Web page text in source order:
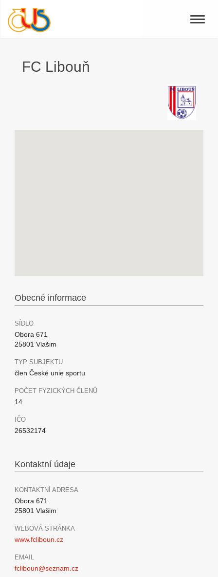
Toggle
FC Libouň
Obecné informace
SÍDLO
Obora 671
25801 Vlašim
TYP SUBJEKTU
člen České unie sportu
POČET FYZICKÝCH ČLENŮ
14
IČO
26532174
Kontaktní údaje
KONTAKTNÍ ADRESA
Obora 671
25801 Vlašim
WEBOVÁ STRÁNKA
www.fcliboun.cz
EMAIL
fcliboun@seznam.cz